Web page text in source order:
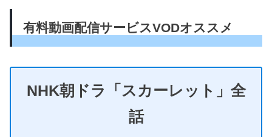
有料動画配信サービスVODオススメ
NHK朝ドラ「スカーレット」全
話